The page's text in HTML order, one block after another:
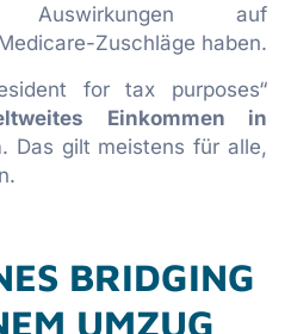
auf
Zuschläge haben.
for tax purposes“
Einkommen in
. Das gilt meistens für alle,
BRIDGING
UMZUG